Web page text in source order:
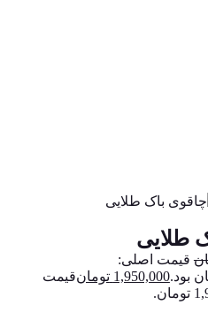
طلایی
قیمت اصلی:
1,950,000 تومانقیمت